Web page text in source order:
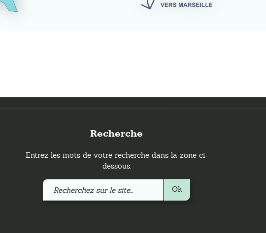
Recherche
Entrez les mots de votre recherche dans la zone ci-
dessous.
Recherchez
sur
Ok